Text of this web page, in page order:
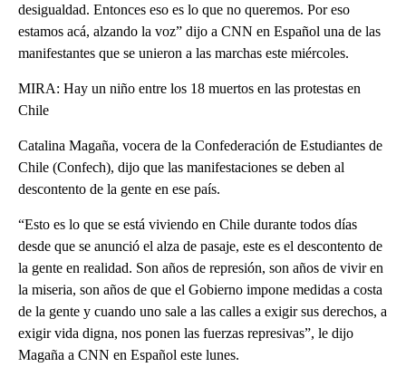
desigualdad. Entonces eso es lo que no queremos. Por eso
estamos acá, alzando la voz” dijo a CNN en Español una de las
manifestantes que se unieron a las marchas este miércoles.
MIRA: Hay un niño entre los 18 muertos en las protestas en
Chile
Catalina Magaña, vocera de la Confederación de Estudiantes de
Chile (Confech), dijo que las manifestaciones se deben al
descontento de la gente en ese país.
“Esto es lo que se está viviendo en Chile durante todos días
desde que se anunció el alza de pasaje, este es el descontento de
la gente en realidad. Son años de represión, son años de vivir en
la miseria, son años de que el Gobierno impone medidas a costa
de la gente y cuando uno sale a las calles a exigir sus derechos, a
exigir vida digna, nos ponen las fuerzas represivas”, le dijo
Magaña a CNN en Español este lunes.